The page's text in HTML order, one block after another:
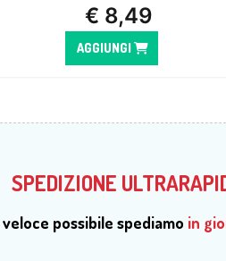
€ 8,49
AGGIUNGI
SPEDIZIONE
possibile spediamo in